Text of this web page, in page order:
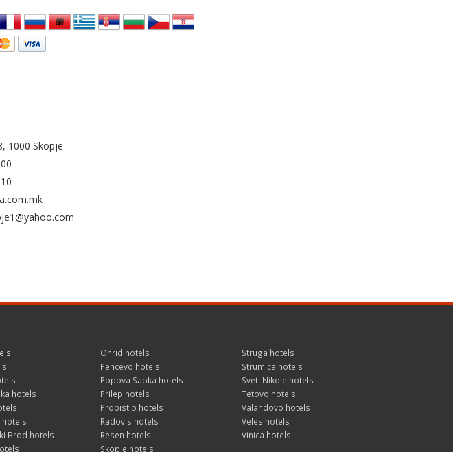
1000 Skopje
hotels
hotels
Brod hotels
Ohrid hotels
Pehcevo hotels
Popova Sapka hotels
Prilep hotels
Probistip hotels
Radovis hotels
Resen hotels
Skopje hotels
Struga hotels
Strumica hotels
Sveti Nikole hotels
Tetovo hotels
Valandovo hotels
Veles hotels
Vinica hotels